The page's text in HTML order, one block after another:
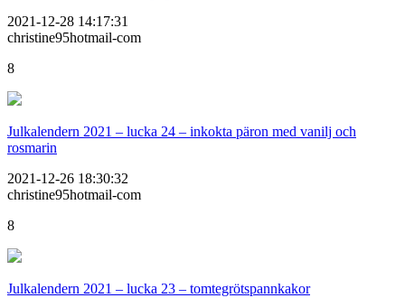
2021-12-28 14:17:31
christine95hotmail-com
8
Julkalendern 2021 – lucka 24 – inkokta päron med vanilj och
rosmarin
2021-12-26 18:30:32
christine95hotmail-com
8
Julkalendern 2021 – lucka 23 – tomtegrötspannkakor